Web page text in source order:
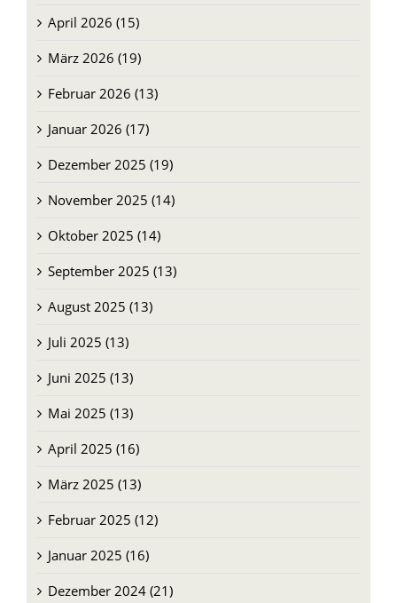
Mai 2026 (13)
April 2026 (15)
März 2026 (19)
Februar 2026 (13)
Januar 2026 (17)
Dezember 2025 (19)
November 2025 (14)
Oktober 2025 (14)
September 2025 (13)
August 2025 (13)
Juli 2025 (13)
Juni 2025 (13)
Mai 2025 (13)
April 2025 (16)
März 2025 (13)
Februar 2025 (12)
Januar 2025 (16)